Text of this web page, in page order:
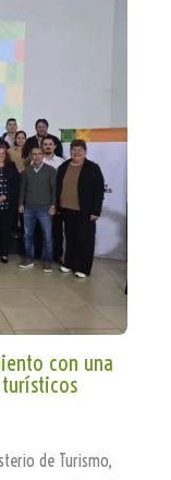
con una
de Turismo,